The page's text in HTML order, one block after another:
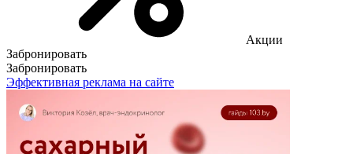
Акции
Забронировать
Забронировать
Эффективная реклама на сайте